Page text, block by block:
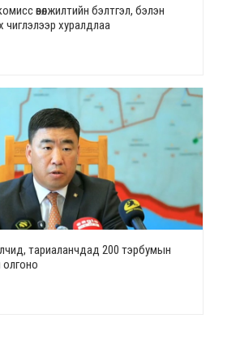
өвөлжилтийн бэлтгэл, бэлэн
чиглэлээр хуралдлаа
тариаланчдад 200 тэрбумын
олгоно